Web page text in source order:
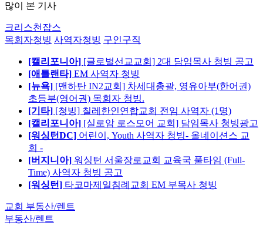
많이 본 기사
크리스천잡스
목회자청빙 사역자청빙 구인구직
[캘리포니아] [글로벌선교교회] 2대 담임목사 청빙 공고
[애틀랜타] EM 사역자 청빙
[뉴욕] [맨하탄 IN2교회] 차세대총괄, 영유아부(한어권)
초등부(영어권) 목회자 청빙.
[기타] [청빙] 칠레한인연합교회 전임 사역자 (1명)
[캘리포니아] [실로암 로스모어 교회] 담임목사 청빙광고
[워싱턴DC] 어린이, Youth 사역자 청빙- 올네이션스 교
회 -
[버지니아] 워싱턴 서울장로교회 교육국 풀타임 (Full-
Time) 사역자 청빙 공고
[워싱턴] 타코마제일침례교회 EM 부목사 청빙
교회 부동산/렌트
부동산/렌트